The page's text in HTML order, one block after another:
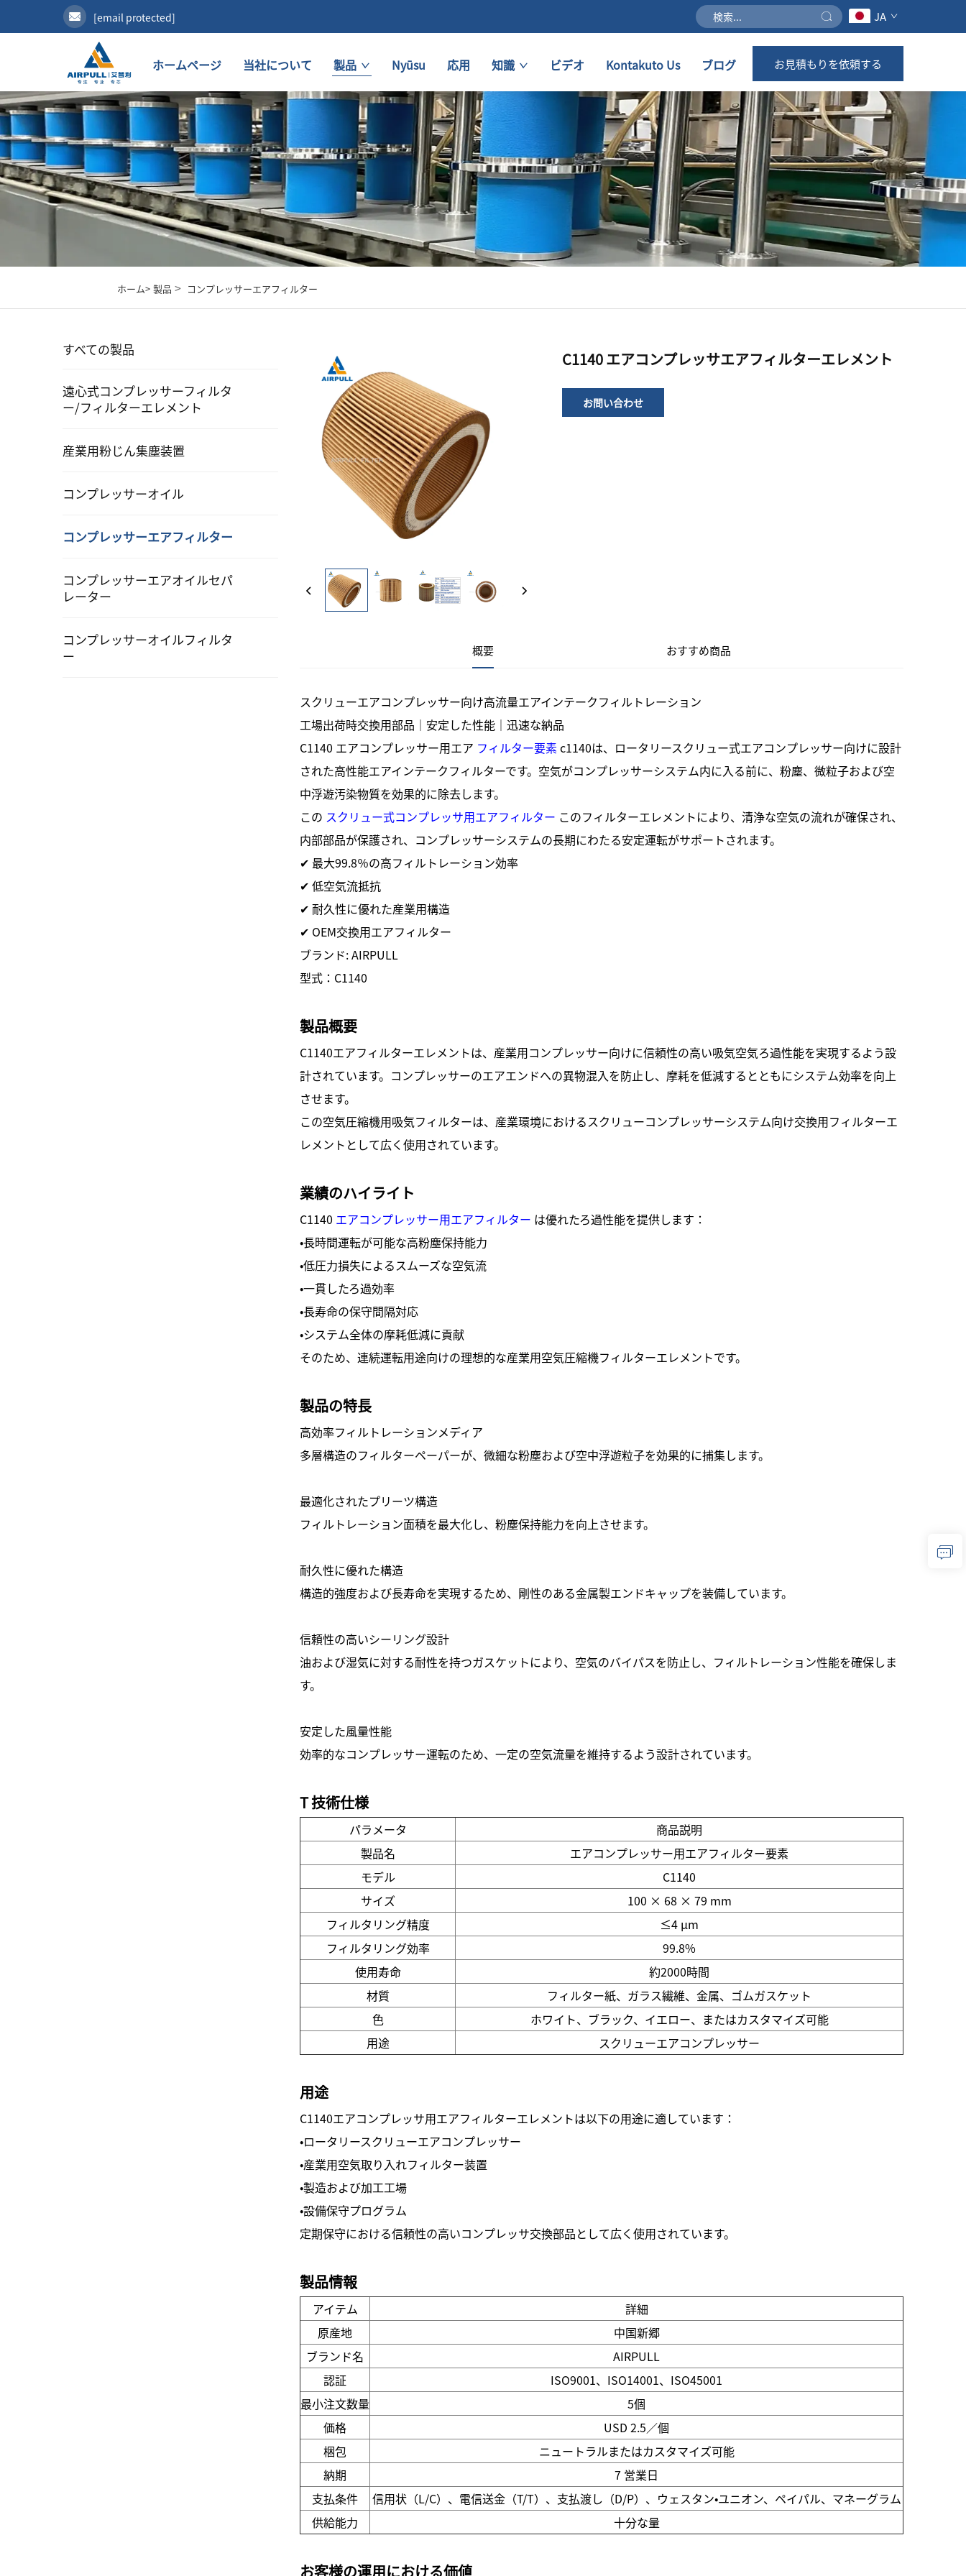
[email protected] JA
ホームページ 当社について 製品 Nyūsu 応用 知識 ビデオ Kontakuto Us ブログ お見積もりを依頼する
ホーム> 製品 > コンプレッサーエアフィルター
すべての製品
遠心式コンプレッサーフィルタ
ー/フィルターエレメント
産業用粉じん集塵装置
コンプレッサーオイル
コンプレッサーエアフィルター
コンプレッサーエアオイルセパ
レーター
コンプレッサーオイルフィルタ
ー
C1140 エアコンプレッサエアフィルターエレメント
お問い合わせ
概要 おすすめ商品
スクリューエアコンプレッサー向け高流量エアインテークフィルトレーション
工場出荷時交換用部品｜安定した性能｜迅速な納品
C1140 エアコンプレッサー用エア フィルター要素 c1140は、ロータリースクリュー式エアコンプレッサー向けに設計
された高性能エアインテークフィルターです。空気がコンプレッサーシステム内に入る前に、粉塵、微粒子および空
中浮遊汚染物質を効果的に除去します。
この スクリュー式コンプレッサ用エアフィルター このフィルターエレメントにより、清浄な空気の流れが確保され、
内部部品が保護され、コンプレッサーシステムの長期にわたる安定運転がサポートされます。
✔ 最大99.8％の高フィルトレーション効率
✔ 低空気流抵抗
✔ 耐久性に優れた産業用構造
✔ OEM交換用エアフィルター
ブランド: AIRPULL
型式：C1140
製品概要
C1140エアフィルターエレメントは、産業用コンプレッサー向けに信頼性の高い吸気空気ろ過性能を実現するよう設
計されています。コンプレッサーのエアエンドへの異物混入を防止し、摩耗を低減するとともにシステム効率を向上
させます。
この空気圧縮機用吸気フィルターは、産業環境におけるスクリューコンプレッサーシステム向け交換用フィルターエ
レメントとして広く使用されています。
業績のハイライト
C1140 エアコンプレッサー用エアフィルター は優れたろ過性能を提供します：
・長時間運転が可能な高粉塵保持能力
・低圧力損失によるスムーズな空気流
・一貫したろ過効率
・長寿命の保守間隔対応
・システム全体の摩耗低減に貢献
そのため、連続運転用途向けの理想的な産業用空気圧縮機フィルターエレメントです。
製品の特長
高効率フィルトレーションメディア
多層構造のフィルターペーパーが、微細な粉塵および空中浮遊粒子を効果的に捕集します。
最適化されたプリーツ構造
フィルトレーション面積を最大化し、粉塵保持能力を向上させます。
耐久性に優れた構造
構造的強度および長寿命を実現するため、剛性のある金属製エンドキャップを装備しています。
信頼性の高いシーリング設計
油および湿気に対する耐性を持つガスケットにより、空気のバイパスを防止し、フィルトレーション性能を確保しま
す。
安定した風量性能
効率的なコンプレッサー運転のため、一定の空気流量を維持するよう設計されています。
T技術仕様
パラメータ
商品説明
製品名
エアコンプレッサー用エアフィルター要素
モデル
C1140
サイズ
100 × 68 × 79 mm
フィルタリング精度
≤4 μm
フィルタリング効率
99.8%
使用寿命
約2000時間
材質
フィルター紙、ガラス繊維、金属、ゴムガスケット
色
ホワイト、ブラック、イエロー、またはカスタマイズ可能
用途
スクリューエアコンプレッサー
用途
C1140エアコンプレッサ用エアフィルターエレメントは以下の用途に適しています：
・ロータリースクリューエアコンプレッサー
・産業用空気取り入れフィルター装置
・製造および加工工場
・設備保守プログラム
定期保守における信頼性の高いコンプレッサ交換部品として広く使用されています。
製品情報
アイテム
詳細
原産地
中国新郷
ブランド名
AIRPULL
認証
ISO9001、ISO14001、ISO45001
最小注文数量
5個
価格
USD 2.5／個
梱包
ニュートラルまたはカスタマイズ可能
納期
7 営業日
支払条件
信用状（L/C）、電信送金（T/T）、支払渡し（D/P）、ウェスタン・ユニオン、ペイパル、マネーグラム
供給能力
十分な量
お客様の運用における価値